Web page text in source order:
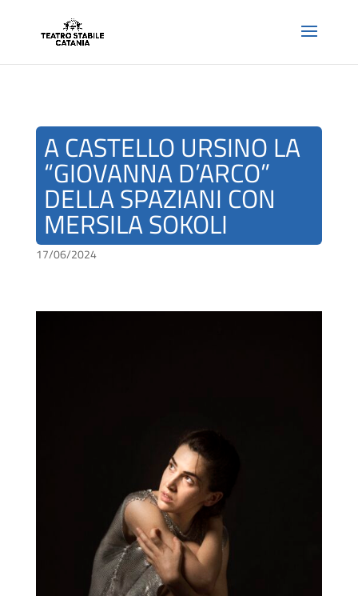
A CASTELLO URSINO LA
“GIOVANNA D’ARCO”
DELLA SPAZIANI CON
MERSILA SOKOLI
17/06/2024